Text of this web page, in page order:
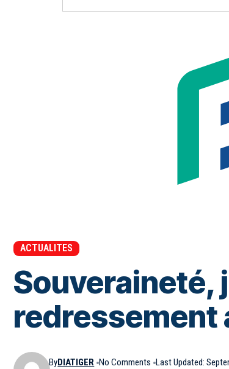
ACTUALITES
Souveraineté,
redressement
ByDIATIGER No Comments Last Updated: